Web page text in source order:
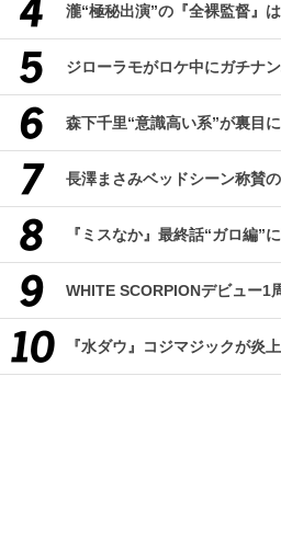
瀧“極秘出演”の『全裸監督』
ジローラモがロケ中にガチナ
森下千里“意識高い系”が裏目に
長澤まさみベッドシーン称賛
『ミスなか』最終話“ガロ編”
WHITE SCORPIONデビュー1
『水ダウ』コジマジックが炎